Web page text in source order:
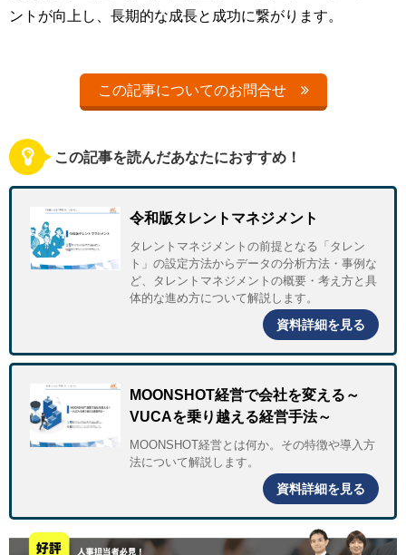
ントが向上し、長期的な成長と成功に繋がります。
この記事についてのお問合せ
この記事を読んだあなたにおすすめ！
令和版タレントマネジメント
タレントマネジメントの前提となる「タレン
ト」の設定方法からデータの分析方法・事例な
ど、タレントマネジメントの概要・考え方と具
体的な進め方について解説します。
資料詳細を見る
MOONSHOT経営で会社を変える～
VUCAを乗り越える経営手法～
MOONSHOT経営とは何か。その特徴や導入方
法について解説します。
資料詳細を見る